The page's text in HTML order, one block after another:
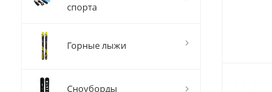
спорта
Горные лыжи
Сноуборды